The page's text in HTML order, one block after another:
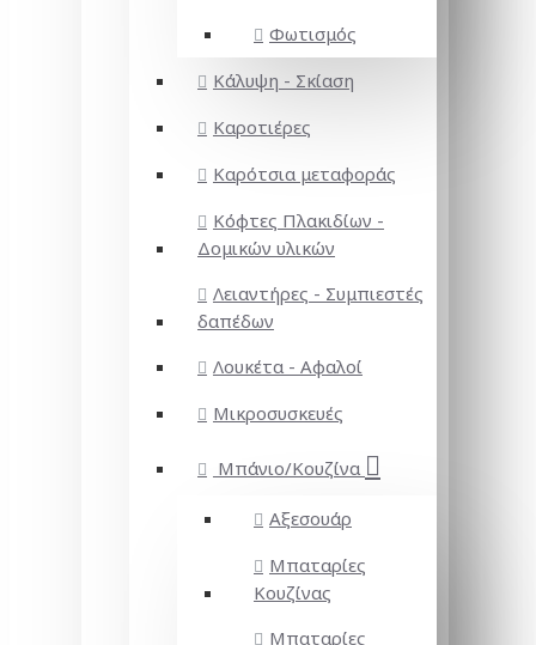
Φωτισμός
Κάλυψη - Σκίαση
Καροτιέρες
Καρότσια μεταφοράς
Κόφτες Πλακιδίων -
Δομικών υλικών
Λειαντήρες - Συμπιεστές
δαπέδων
Λουκέτα - Αφαλοί
Μικροσυσκευές
Μπάνιο/Κουζίνα
Αξεσουάρ
Μπαταρίες
Κουζίνας
Μπαταρίες